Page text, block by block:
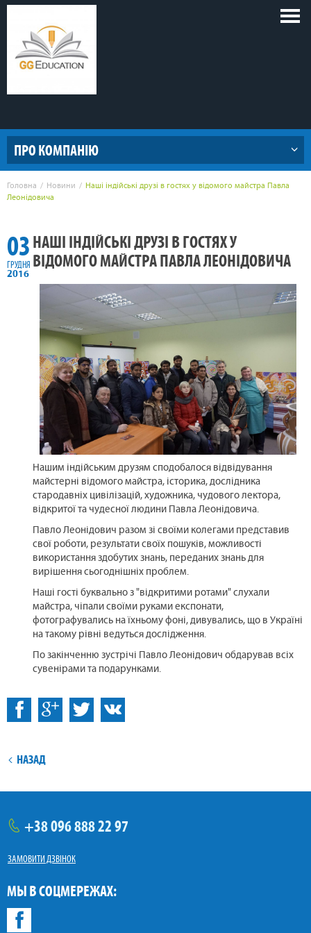
ПРО КОМПАНІЮ
Головна Новини
Наші індійські друзі в гостях у відомого майстра Павла
Леонідовича
03
ГРУДНЯ
2016
НАШІ ІНДІЙСЬКІ ДРУЗІ В ГОСТЯХ У
ВІДОМОГО МАЙСТРА ПАВЛА ЛЕОНІДОВИЧА
Нашим індійським друзям сподобалося відвідування
майстерні відомого майстра, історика, дослідника
стародавніх цивілізацій, художника, чудового лектора,
відкритої та чудесної людини Павла Леонідовича.
Павло Леонідович разом зі своїми колегами представив
свої роботи, результати своїх пошуків, можливості
використання здобутих знань, переданих знань для
вирішення сьогоднішніх проблем.
Наші гості буквально з "відкритими ротами" слухали
майстра, чіпали своїми руками експонати,
фотографувались на їхньому фоні, дивувались, що в Україні
на такому рівні ведуться дослідження.
По закінченню зустрічі Павло Леонідович обдарував всіх
сувенірами та подарунками.
Facebook ВКонтакті
НАЗАД
тел.
+38096888 22 97
ЗАМОВИТИ ДЗВІНОК
МЫ В СОЦМЕРЕЖАХ: